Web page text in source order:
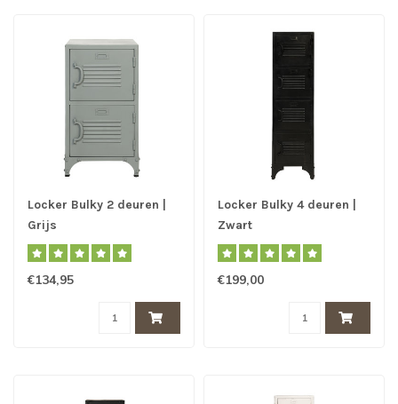
Locker Bulky 2 deuren |
Grijs
€134,95
Locker Bulky 4 deuren |
Zwart
€199,00